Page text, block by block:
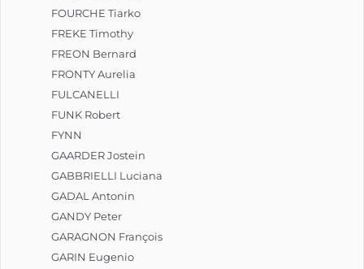
FOURCHE Tiarko
FREKE Timothy
FREON Bernard
FRONTY Aurelia
FULCANELLI
FUNK Robert
FYNN
GAARDER Jostein
GABBRIELLI Luciana
GADAL Antonin
GANDY Peter
GARAGNON François
GARIN Eugenio